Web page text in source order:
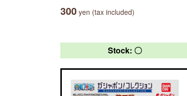
300 yen (tax included)
Stock: 〇